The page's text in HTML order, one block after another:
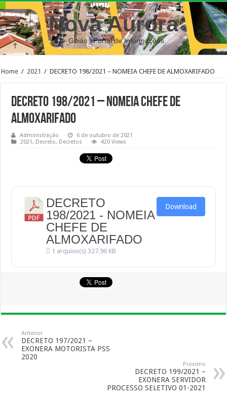
Nova Aurora
– Goiás | Portal de Informações
Home / 2021 / DECRETO 198/2021 – NOMEIA CHEFE DE ALMOXARIFADO
DECRETO 198/2021 – NOMEIA CHEFE DE
ALMOXARIFADO
Administração
6 de outubro de 2021
2021, Decreto, Decretos 420 Views
DECRETO
198/2021 - NOMEIA
CHEFE DE
ALMOXARIFADO
1 arquivo(s)327.96 KB
Download
Anterior
DECRETO 197/2021 –
EXONERA MOTORISTA PSS
2020
Próximo
DECRETO 199/2021 –
EXONERA SERVIDOR
PROCESSO SELETIVO 01-2021